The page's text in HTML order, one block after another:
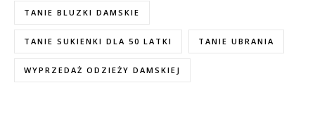
TANIE BLUZKI DAMSKIE
TANIE SUKIENKI DLA 50 LATKI TANIE UBRANIA
WYPRZEDAŻ ODZIEŻY DAMSKIEJ